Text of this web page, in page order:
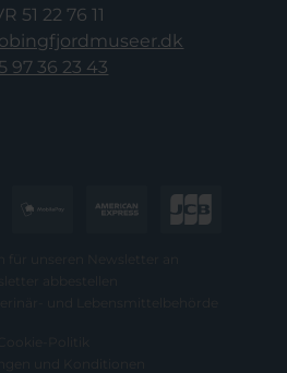
51 22 76 11
97 36 23 43